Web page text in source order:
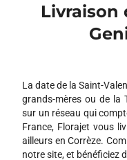
Livraison
La date de la Saint-
grands-mères ou de la
sur un réseau qui
France, Florajet vous
ailleurs en Corrèze.
notre site, et bénéficiez